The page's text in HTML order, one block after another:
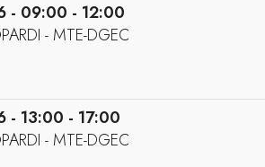
09:00 - 12:00
- MTE-DGEC
13:00 - 17:00
- MTE-DGEC